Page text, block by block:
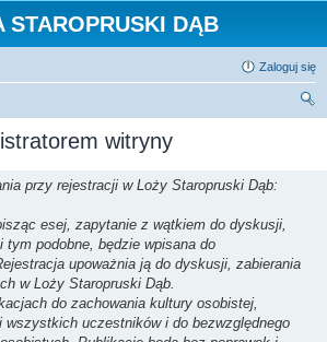
STAROPRUSKI DĄB
Zaloguj się
witryny
przy rejestracji w Loży Staropruski Dąb:
esej, zapytanie z wątkiem do dyskusji,
tym podobne, będzie wpisana do
upoważnia ją do dyskusji, zabierania
w Loży Staropruski Dąb.
do zachowania kultury osobistej,
wszystkich uczestników i do bezwzględnego